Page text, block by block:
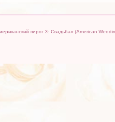
пирог 3: Свадьба» (American